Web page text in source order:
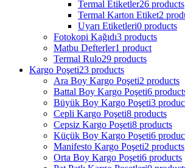
Termal Etiketler26 products
Termal Karton Etiket2
Uyarı Etiketleri0 products
Fotokopi Kağıdı3 products
Matbu Defterler1 product
Termal Rulo29 products
Kargo Poşeti23 products
Ara Boy Kargo Poşeti2 products
Battal Boy Kargo Poşeti6
Büyük Boy Kargo Poşeti3
Cepli Kargo Poşeti8 products
Cepsiz Kargo Poşeti8 products
Küçük Boy Kargo Poşeti6
Manifesto Kargo Poşeti2 products
Orta Boy Kargo Poşeti6 products